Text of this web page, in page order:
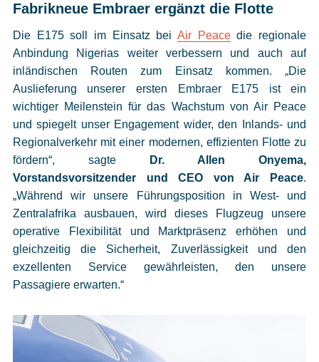
Fabrikneue Embraer ergänzt die Flotte
Die E175 soll im Einsatz beiAir Peacedie regionale
Anbindung Nigerias weiter verbessern und auch auf
inländischen Routen zum Einsatz kommen. „Die
Auslieferung unserer ersten Embraer E175 ist ein
wichtiger Meilenstein für das Wachstum von Air Peace
und spiegelt unser Engagement wider, den Inlands- und
Regionalverkehr mit einer modernen, effizienten Flotte zu
fördern“, sagte
Dr. Allen Onyema,
Vorstandsvorsitzender und CEO von Air Peace.
„Während wir unsere Führungsposition in West- und
Zentralafrika ausbauen, wird dieses Flugzeug unsere
operative Flexibilität und Marktpräsenz erhöhen und
gleichzeitig die Sicherheit, Zuverlässigkeit und den
exzellenten Service gewährleisten, den unsere
Passagiere erwarten.“